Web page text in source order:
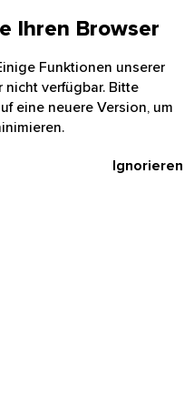
Ihren Browser
Funktionen unserer
verfügbar. Bitte
eine neuere Version, um
Ignorieren